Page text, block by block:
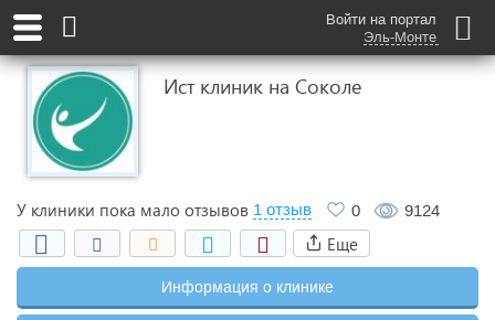
Войти на портал
Эль-Монте
Ист клиник на Соколе
У клиники пока мало отзывов 1 отзыв 0 9124
Еще
Информация о клинике